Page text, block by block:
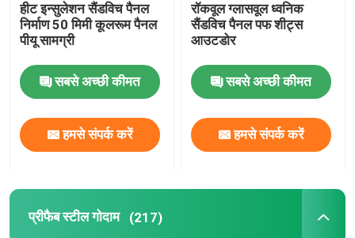
हीट इन्सुलेशन सैंडविच पैनल
निर्माण 50 मिमी कूलरूम पैनल
पीयू सामग्री
सबसे अच्छी कीमत
हमसे संपर्क करें
रॉकवूल ग्लासवूल ध्वनिक
सैंडविच पैनल पफ शीट्स
आउटडोर
सबसे अच्छी कीमत
हमसे संपर्क करें
प्रीफैब स्टील गोदाम (217)